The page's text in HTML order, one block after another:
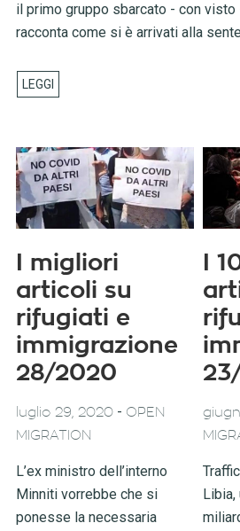
il primo gruppo sbarcato - con visto
racconta come si è arrivati alla
I migliori
articoli su
rifugiati e
immigrazione
28/2020
luglio 29, 2020- OPEN
MIGRATION
L’ex ministro dell’interno
Minniti vorrebbe che si
ponesse la necessaria
I